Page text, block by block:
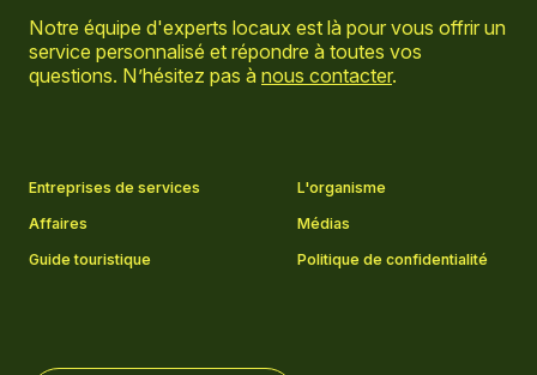
Notre équipe d'experts locaux est là pour vous offrir un
service personnalisé et répondre à toutes vos
questions. N’hésitez pas à nous contacter.
Entreprises de services
L'organisme
Affaires
Médias
Guide touristique
Politique de confidentialité